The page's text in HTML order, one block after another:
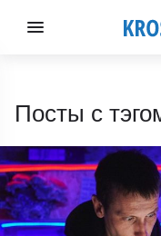
Посты с